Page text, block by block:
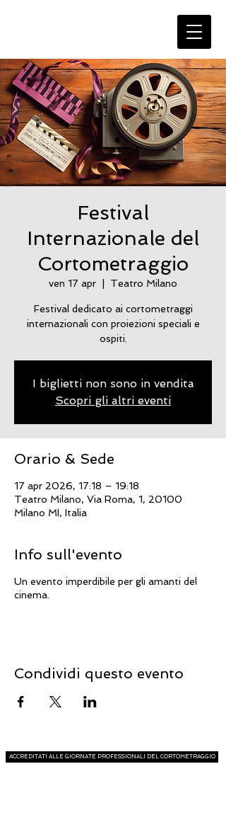
Festival
Internazionale del
Cortometraggio
ven 17 apr Teatro Milano
Festival dedicato ai cortometraggi
internazionali con proiezioni speciali e
ospiti.
I biglietti non sono in vendita
Scopri gli altri eventi
Orario & Sede
17 apr 2026, 17:18 – 19:18
Teatro Milano, Via Roma, 1, 20100
Milano MI, Italia
Info sull'evento
Un evento imperdibile per gli amanti del
cinema.
Condividi questo evento
ACCREDITATI ALLE GIORNATE PROFESSIONALI DEL CORTOMETRAGGIO